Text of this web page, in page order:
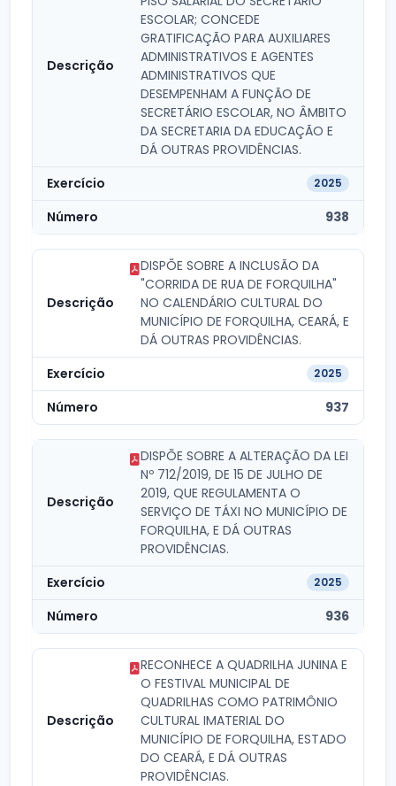
ESCOLAR; CONCEDE
GRATIFICAÇÃO PARA AUXILIARES
ADMINISTRATIVOS E AGENTES
ADMINISTRATIVOS QUE
DESEMPENHAM A FUNÇÃO DE
SECRETÁRIO ESCOLAR, NO ÂMBITO
DA SECRETARIA DA EDUCAÇÃO E
DÁ OUTRAS PROVIDÊNCIAS.
2025
938
DISPÕE SOBRE A INCLUSÃO DA
"CORRIDA DE RUA DE FORQUILHA"
NO CALENDÁRIO CULTURAL DO
MUNICÍPIO DE FORQUILHA, CEARÁ, E
DÁ OUTRAS PROVIDÊNCIAS.
2025
937
DISPÕE SOBRE A ALTERAÇÃO DA LEI
Nº 712/2019, DE 15 DE JULHO DE
2019, QUE REGULAMENTA O
SERVIÇO DE TÁXI NO MUNICÍPIO DE
FORQUILHA, E DÁ OUTRAS
PROVIDÊNCIAS.
2025
936
RECONHECE A QUADRILHA JUNINA E
O FESTIVAL MUNICIPAL DE
QUADRILHAS COMO PATRIMÔNIO
CULTURAL IMATERIAL DO
MUNICÍPIO DE FORQUILHA, ESTADO
DO CEARÁ, E DÁ OUTRAS
PROVIDÊNCIAS.